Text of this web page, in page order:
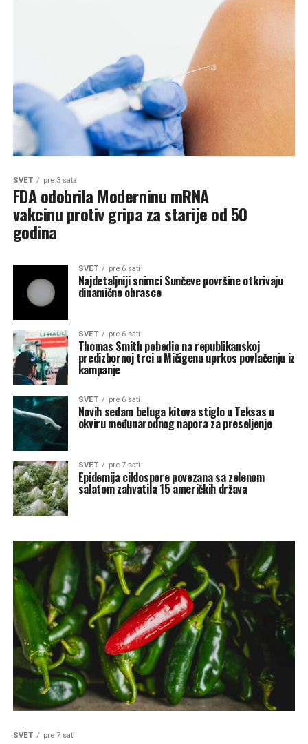
SVET pre 3 sata
FDA odobrila Moderninu mRNA
vakcinu protiv gripa za starije od 50
godina
SVET pre 6 sati
Najdetaljniji snimci Sunčeve površine otkrivaju
dinamične obrasce
SVET pre 6 sati
Thomas Smith pobedio na republikanskoj
predizbornoj trci u Mičigenu uprkos povlačenju iz
kampanje
SVET pre 6 sati
Novih sedam beluga kitova stiglo u Teksas u
okviru međunarodnog napora za preseljenje
SVET pre 7 sati
Epidemija ciklospore povezana sa zelenom
salatom zahvatila 15 američkih država
SVET pre 7 sati